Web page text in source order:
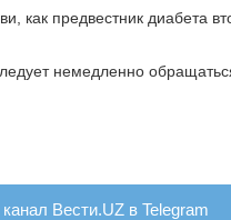
как предвестник диабета
немедленно
Вести.UZ в Telegram